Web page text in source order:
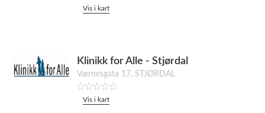
Vis i kart
Klinikk for Alle - Stjørdal
Værnesgata 17, STJØRDAL
Vis i kart